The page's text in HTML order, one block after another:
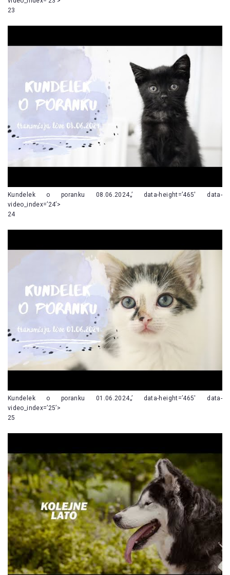
23
Kundelek o poranku 08.06.2024„’ data-height=’465′ data-
video_index=’24’>
24
Kundelek o poranku 01.06.2024„’ data-height=’465′ data-
video_index=’25’>
25